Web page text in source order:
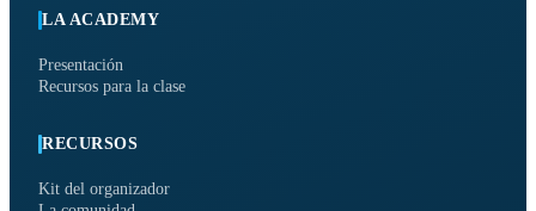
LA ACADEMY
Presentación
Recursos para la clase
RECURSOS
Kit del organizador